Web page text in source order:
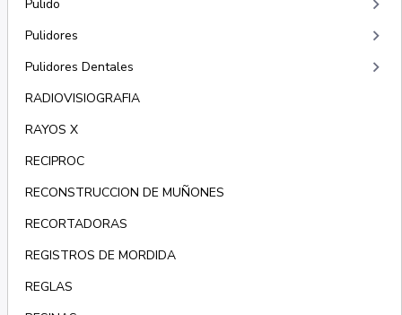
Pulido keyboard_arrow_right
Pulidores keyboard_arrow_right
Pulidores Dentales keyboard_arrow_right
RADIOVISIOGRAFIA
RAYOS X
RECIPROC
RECONSTRUCCION DE MUÑONES
RECORTADORAS
REGISTROS DE MORDIDA
REGLAS